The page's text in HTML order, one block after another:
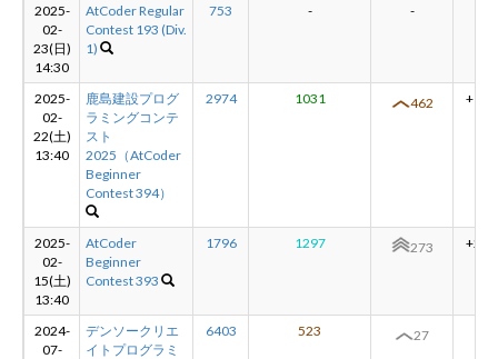
2025-
02-
23(日)
14:30
AtCoder Regular
Contest 193 (Div.
1)
753 - -
2025-
02-
22(土)
13:40
鹿島建設プログ
ラミングコンテ
スト
2025（AtCoder
Beginner
Contest 394）
2974 1031 462 +189
2025-
02-
15(土)
13:40
AtCoder
Beginner
Contest 393
1796 1297 273 +246
2024-
07-
デンソークリエ
イトプログラミ
6403 523 27